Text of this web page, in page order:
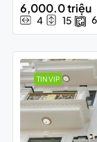
6,000.0 triệu
4 15
TIN VIP